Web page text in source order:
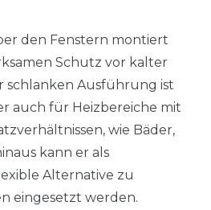
den Fenstern montiert
Schutz vor kalter
schlanken Ausführung ist
auch für Heizbereiche mit
wie Bäder,
kann er als
Alternative zu
eingesetzt werden.